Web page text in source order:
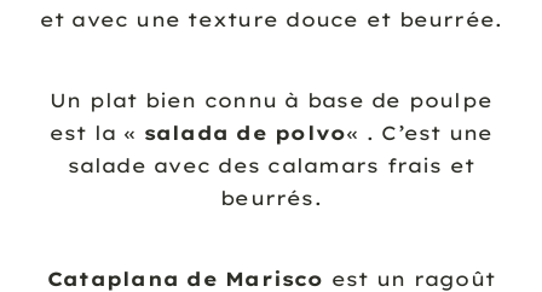
et avec une texture douce et beurrée.
Un plat bien connu à base de poulpe
est la « salada de polvo« . C’est une
salade avec des calamars frais et
beurrés.
Cataplana de Marisco est un ragoût